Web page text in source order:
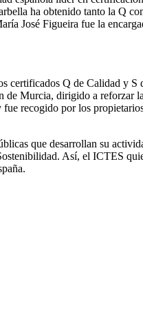
ha obtenido tanto la Q
José Figueira fue la
certificados Q de Calidad y
Murcia, dirigido a reforzar
recogido por los
que desarrollan su
Así, el ICTES